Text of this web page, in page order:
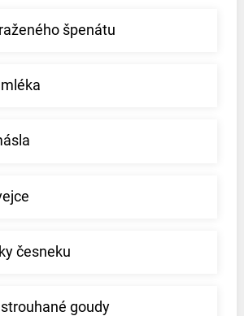
špenátu
česneku
goudy